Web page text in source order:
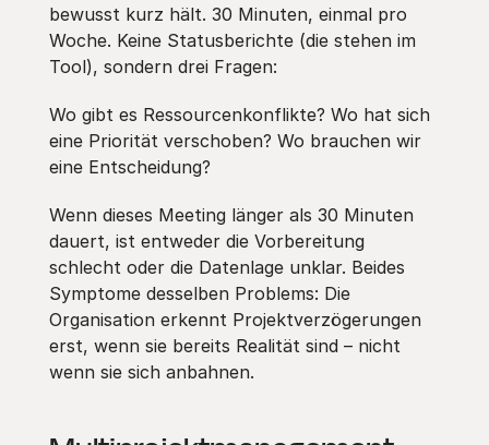
bewusst kurz hält. 30 Minuten, einmal pro
Woche. Keine Statusberichte (die stehen im
Tool), sondern drei Fragen:
Wo gibt es Ressourcenkonflikte? Wo hat sich
eine Priorität verschoben? Wo brauchen wir
eine Entscheidung?
Wenn dieses Meeting länger als 30 Minuten
dauert, ist entweder die Vorbereitung
schlecht oder die Datenlage unklar. Beides
Symptome desselben Problems: Die
Organisation erkennt Projektverzögerungen
erst, wenn sie bereits Realität sind – nicht
wenn sie sich anbahnen.